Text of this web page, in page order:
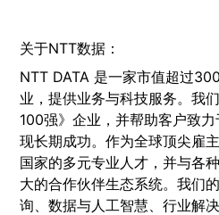
关于NTT数据：
NTT DATA 是一家市值超过
业，提供业务与科技服务。我
100强》企业，并帮助客户致
现长期成功。作为全球顶尖雇
国家的多元专业人才，并与各
大的合作伙伴生态系统。我们
询、数据与人工智慧、行业解